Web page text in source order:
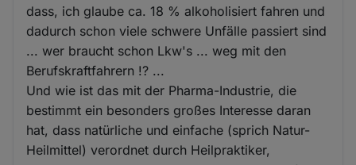
dass, ich glaube ca. 18 % alkoholisiert fahren und
dadurch schon viele schwere Unfälle passiert sind
... wer braucht schon Lkw's ... weg mit den
Berufskraftfahrern !? ...
Und wie ist das mit der Pharma-Industrie, die
bestimmt ein besonders großes Interesse daran
hat, dass natürliche und einfache (sprich Natur-
Heilmittel) verordnet durch Heilpraktiker,